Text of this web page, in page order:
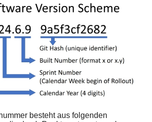
besteht aus folgenden